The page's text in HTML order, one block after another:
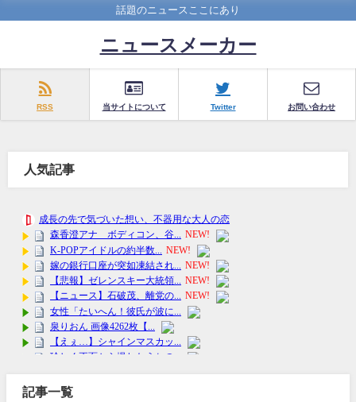
話題のニュースここにあり
ニュースメーカー
RSS 当サイトについて Twitter お問い合わせ
人気記事
記事一覧